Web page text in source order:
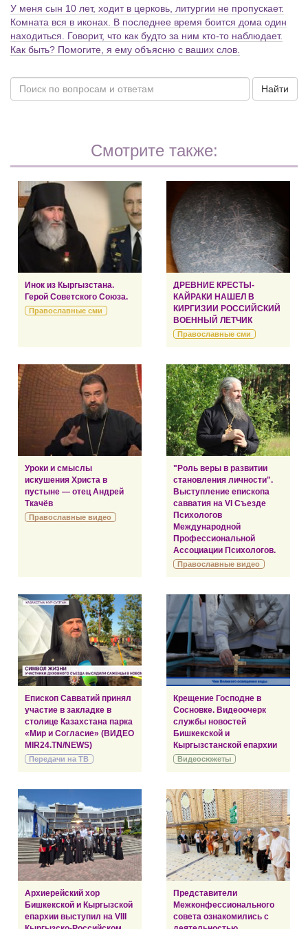
У меня сын 10 лет, ходит в церковь, литургии не пропускает.
Комната вся в иконах. В последнее время боится дома один
находиться. Говорит, что как будто за ним кто-то наблюдает.
Как быть? Помогите, я ему объясню с ваших слов.
Найти
Смотрите также:
Инок из Кыргызстана.
Герой Советского Союза.
Православные сми
ДРЕВНИЕ КРЕСТЫ-
КАЙРАКИ НАШЕЛ В
КИРГИЗИИ РОССИЙСКИЙ
ВОЕННЫЙ ЛЕТЧИК
Православные сми
Уроки и смыслы
искушения Христа в
пустыне — отец Андрей
Ткачёв
Православные видео
"Роль веры в развитии
становления личности".
Выступление епископа
савватия на VI Съезде
Психологов
Международной
Профессиональной
Ассоциации Психологов.
Православные видео
Епископ Савватий принял
участие в закладке в
столице Казахстана парка
«Мир и Согласие» (ВИДЕО
MIR24.TN/NEWS)
Передачи на ТВ
Крещение Господне в
Сосновке. Видеоочерк
службы новостей
Бишкекской и
Кыргызстанской епархии
Видеосюжеты
Архиерейский хор
Бишкекской и Кыргызской
епархии выступил на VIII
Представители
Межконфессионального
совета ознакомились с